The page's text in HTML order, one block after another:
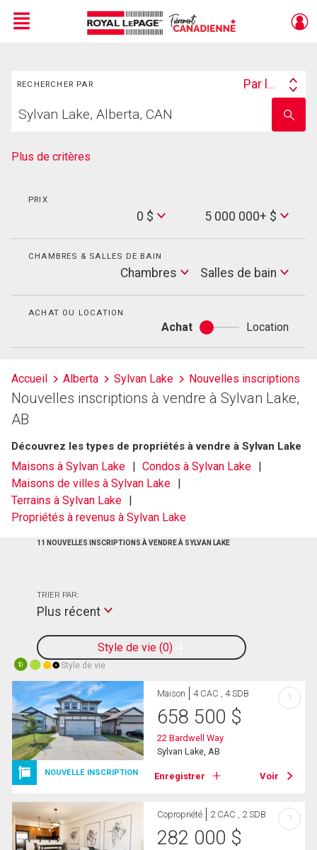
Menu
RECHERCHER PAR
Search
Par lieu
votre
nom
Plus de critères
PRIX
0 $
Max
Price
5 000 000+ $
CHAMBRES & SALLES DE BAIN
Chambres
Salles
de
Salles de bain
ACHAT OU LOCATION
Achat
Achat
ou
Location
Accueil Alberta Sylvan Lake Nouvelles inscriptions
Nouvelles inscriptions à vendre à Sylvan Lake,
AB
Découvrez les types de propriétés à vendre à Sylvan Lake
Maisons à Sylvan Lake
Condos à Sylvan Lake
Maisons de villes à Sylvan Lake
Terrains à Sylvan Lake
Propriétés à revenus à Sylvan Lake
11 NOUVELLES INSCRIPTIONS À VENDRE À SYLVAN LAKE
Style de vie 0
TRIER PAR:
Plus récent
10 Style de vie
NOUVELLE INSCRIPTION
Maison 4 CAC , 4 SDB
658 500 $
22 Bardwell Way
Sylvan Lake, AB
Enregistrer Voir
?
Copropriété 2 CAC , 2 SDB
282 000 $
?